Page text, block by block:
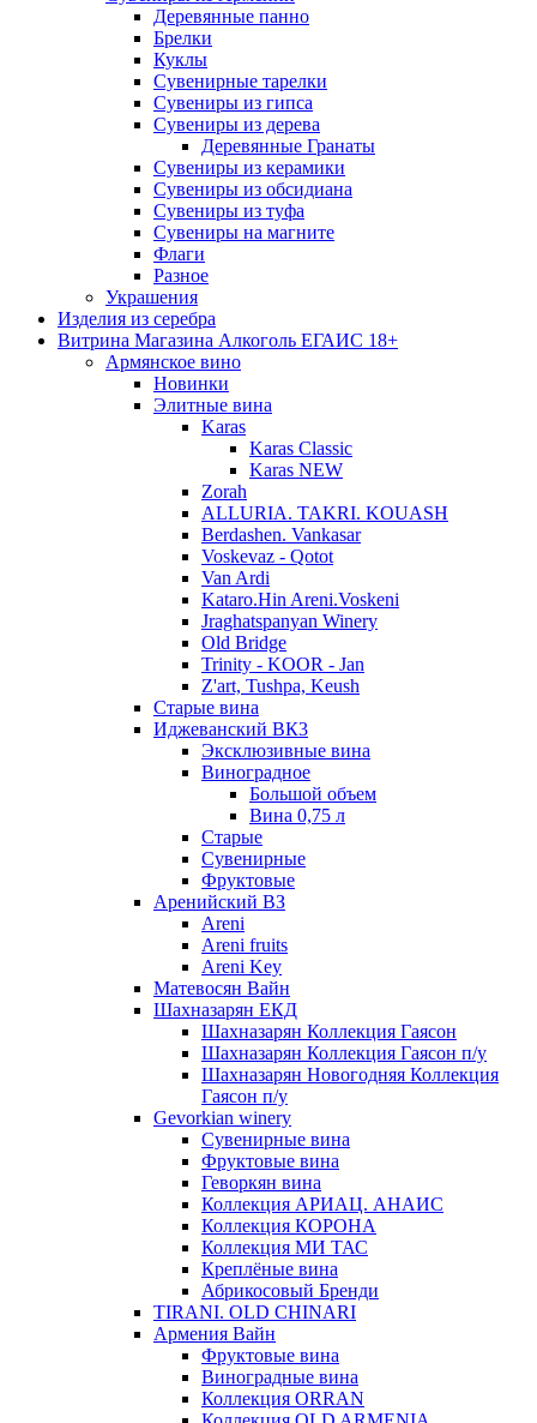
Деревянные панно
Брелки
Куклы
Сувенирные тарелки
Сувениры из гипса
Сувениры из дерева
Деревянные Гранаты
Сувениры из керамики
Сувениры из обсидиана
Сувениры из туфа
Сувениры на магните
Флаги
Разное
Украшения
Изделия из серебра
Витрина Магазина Алкоголь ЕГАИС 18+
Армянское вино
Новинки
Элитные вина
Karas
Karas Classic
Karas NEW
Zorah
ALLURIA. TAKRI. KOUASH
Berdashen. Vankasar
Voskevaz - Qotot
Van Ardi
Kataro.Hin Areni.Voskeni
Jraghatspanyan Winery
Old Bridge
Trinity - KOOR - Jan
Z'art, Tushpa, Keush
Старые вина
Иджеванский ВК3
Эксклюзивные вина
Виноградное
Большой объем
Вина 0,75 л
Старые
Сувенирные
Фруктовые
Аренийский ВЗ
Areni
Areni fruits
Areni Key
Матевосян Вайн
Шахназарян ЕКД
Шахназарян Коллекция Гаясон
Шахназарян Коллекция Гаясон п/у
Шахназарян Новогодняя Коллекция
Гаясон п/у
Gevorkian winery
Сувенирные вина
Фруктовые вина
Геворкян вина
Коллекция АРИАЦ. АНАИС
Коллекция КОРОНА
Коллекция МИ ТАС
Креплёные вина
Абрикосовый Бренди
TIRANI. OLD CHINARI
Армения Вайн
Фруктовые вина
Виноградные вина
Коллекция ORRAN